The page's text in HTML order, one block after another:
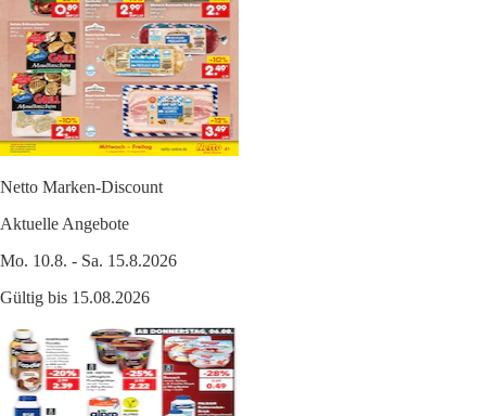
Netto Marken-Discount
Aktuelle Angebote
Mo. 10.8. - Sa. 15.8.2026
Gültig bis 15.08.2026